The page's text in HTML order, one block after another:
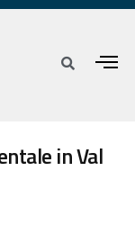
in Val